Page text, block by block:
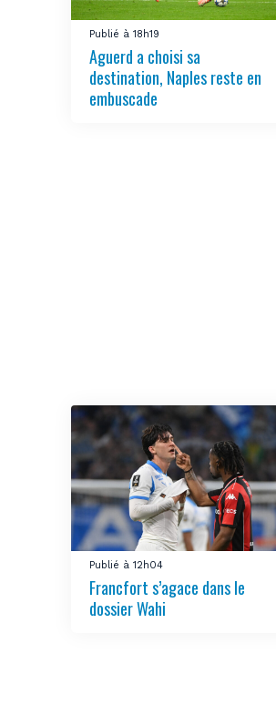
Publié à 18h19
Aguerd a choisi sa
destination, Naples reste en
embuscade
Publié à 12h04
Francfort s’agace dans le
dossier Wahi